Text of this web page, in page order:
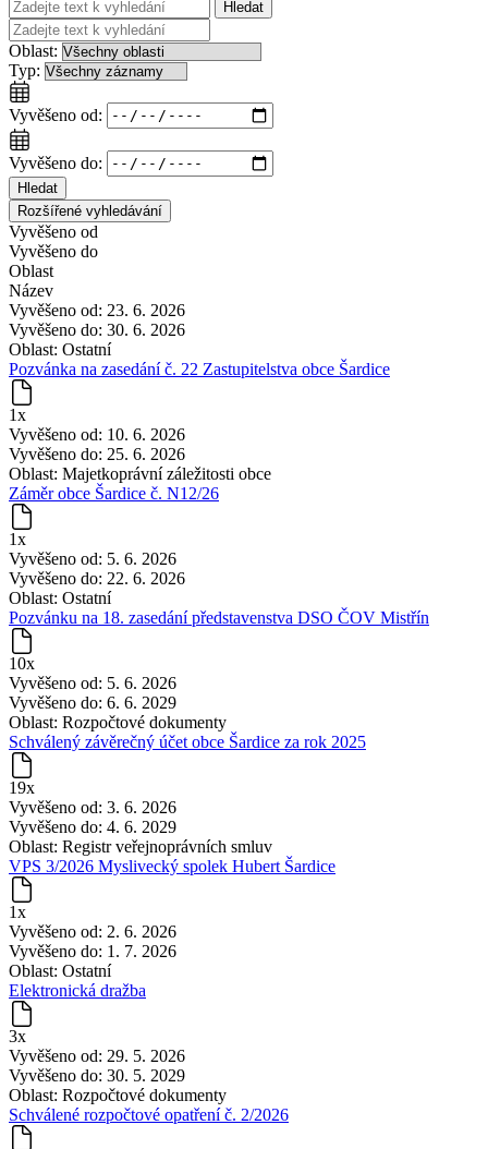
Hledat
Oblast:
Typ:
Vyvěšeno od:
Vyvěšeno do:
Hledat
Rozšířené vyhledávání
Vyvěšeno od
Vyvěšeno do
Oblast
Název
Vyvěšeno od: 23. 6. 2026
Vyvěšeno do: 30. 6. 2026
Oblast: Ostatní
Pozvánka na zasedání č. 22 Zastupitelstva obce Šardice
1x
Vyvěšeno od: 10. 6. 2026
Vyvěšeno do: 25. 6. 2026
Oblast: Majetkoprávní záležitosti obce
Záměr obce Šardice č. N12/26
1x
Vyvěšeno od: 5. 6. 2026
Vyvěšeno do: 22. 6. 2026
Oblast: Ostatní
Pozvánku na 18. zasedání představenstva DSO ČOV Mistřín
10x
Vyvěšeno od: 5. 6. 2026
Vyvěšeno do: 6. 6. 2029
Oblast: Rozpočtové dokumenty
Schválený závěrečný účet obce Šardice za rok 2025
19x
Vyvěšeno od: 3. 6. 2026
Vyvěšeno do: 4. 6. 2029
Oblast: Registr veřejnoprávních smluv
VPS 3/2026 Myslivecký spolek Hubert Šardice
1x
Vyvěšeno od: 2. 6. 2026
Vyvěšeno do: 1. 7. 2026
Oblast: Ostatní
Elektronická dražba
3x
Vyvěšeno od: 29. 5. 2026
Vyvěšeno do: 30. 5. 2029
Oblast: Rozpočtové dokumenty
Schválené rozpočtové opatření č. 2/2026